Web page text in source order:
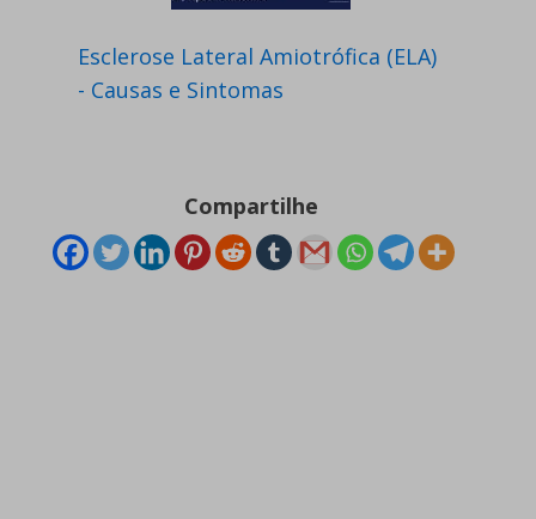
Esclerose Lateral Amiotrófica (ELA)
- Causas e Sintomas
Compartilhe